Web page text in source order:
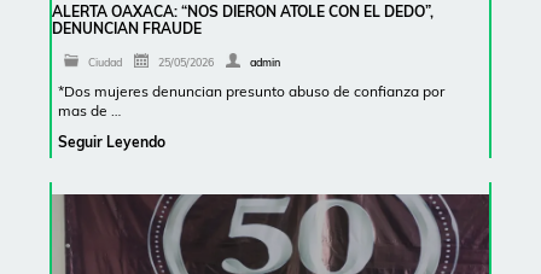
ALERTA OAXACA: “NOS DIERON ATOLE CON EL DEDO”,
DENUNCIAN FRAUDE
Ciudad 25/05/2026 admin
*Dos mujeres denuncian presunto abuso de confianza por
mas de …
Seguir Leyendo